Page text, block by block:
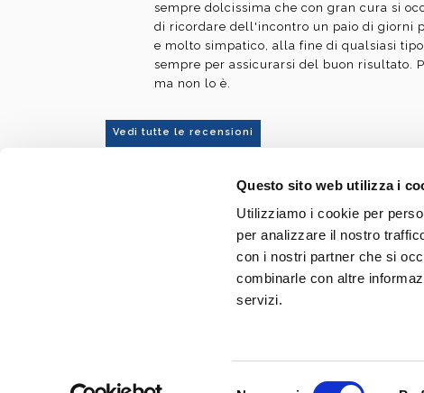
Questo sito web utilizza i
Utilizziamo i cookie per
per analizzare il nostro
con i nostri partner che si
combinarle con altre
servizi.
sempre dolcissima che con gran cura si
di ricordare dell'incontro un paio di giorni
e molto simpatico, alla fine di qualsiasi
sempre per assicurarsi del buon risultato.
ma non lo è.
Vedi tutte le recensioni
Dott. Fabio Ballestrasse
20842 - Besana Brianza (MB)